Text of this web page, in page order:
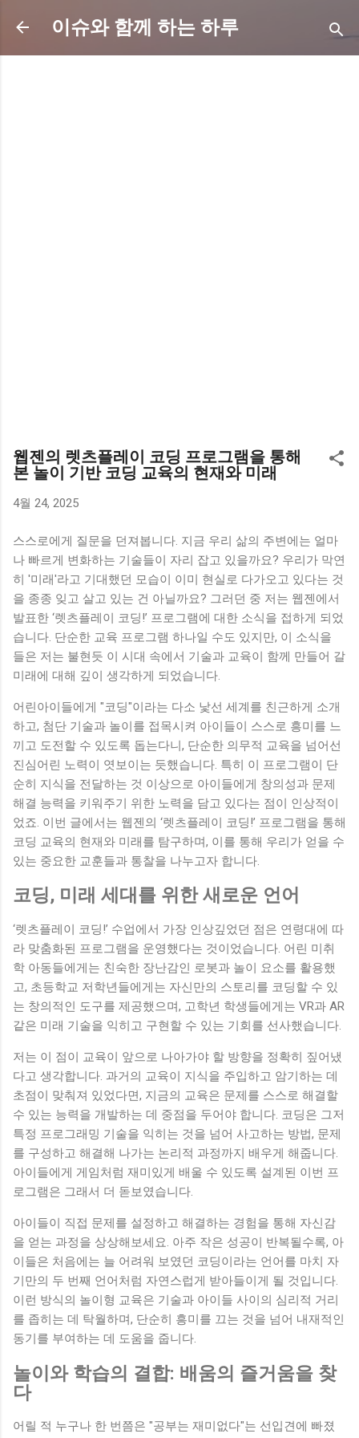
기본 콘텐츠로 건너뛰기
이슈와 함께 하는 하루
웹젠의 렛츠플레이 코딩 프로그램을 통해
본 놀이 기반 코딩 교육의 현재와 미래
4월 24, 2025
스스로에게 질문을 던져봅니다. 지금 우리 삶의 주변에는 얼마
나 빠르게 변화하는 기술들이 자리 잡고 있을까요? 우리가 막연
히 '미래'라고 기대했던 모습이 이미 현실로 다가오고 있다는 것
을 종종 잊고 살고 있는 건 아닐까요? 그러던 중 저는 웹젠에서
발표한 ‘렛츠플레이 코딩!’ 프로그램에 대한 소식을 접하게 되었
습니다. 단순한 교육 프로그램 하나일 수도 있지만, 이 소식을
들은 저는 불현듯 이 시대 속에서 기술과 교육이 함께 만들어 갈
미래에 대해 깊이 생각하게 되었습니다.
어린아이들에게 "코딩"이라는 다소 낯선 세계를 친근하게 소개
하고, 첨단 기술과 놀이를 접목시켜 아이들이 스스로 흥미를 느
끼고 도전할 수 있도록 돕는다니, 단순한 의무적 교육을 넘어선
진심어린 노력이 엿보이는 듯했습니다. 특히 이 프로그램이 단
순히 지식을 전달하는 것 이상으로 아이들에게 창의성과 문제
해결 능력을 키워주기 위한 노력을 담고 있다는 점이 인상적이
었죠. 이번 글에서는 웹젠의 ‘렛츠플레이 코딩!’ 프로그램을 통해
코딩 교육의 현재와 미래를 탐구하며, 이를 통해 우리가 얻을 수
있는 중요한 교훈들과 통찰을 나누고자 합니다.
코딩, 미래 세대를 위한 새로운 언어
‘렛츠플레이 코딩!’ 수업에서 가장 인상깊었던 점은 연령대에 따
라 맞춤화된 프로그램을 운영했다는 것이었습니다. 어린 미취
학 아동들에게는 친숙한 장난감인 로봇과 놀이 요소를 활용했
고, 초등학교 저학년들에게는 자신만의 스토리를 코딩할 수 있
는 창의적인 도구를 제공했으며, 고학년 학생들에게는 VR과 AR
같은 미래 기술을 익히고 구현할 수 있는 기회를 선사했습니다.
저는 이 점이 교육이 앞으로 나아가야 할 방향을 정확히 짚어냈
다고 생각합니다. 과거의 교육이 지식을 주입하고 암기하는 데
초점이 맞춰져 있었다면, 지금의 교육은 문제를 스스로 해결할
수 있는 능력을 개발하는 데 중점을 두어야 합니다. 코딩은 그저
특정 프로그래밍 기술을 익히는 것을 넘어 사고하는 방법, 문제
를 구성하고 해결해 나가는 논리적 과정까지 배우게 해줍니다.
아이들에게 게임처럼 재미있게 배울 수 있도록 설계된 이번 프
로그램은 그래서 더 돋보였습니다.
아이들이 직접 문제를 설정하고 해결하는 경험을 통해 자신감
을 얻는 과정을 상상해보세요. 아주 작은 성공이 반복될수록, 아
이들은 처음에는 늘 어려워 보였던 코딩이라는 언어를 마치 자
기만의 두 번째 언어처럼 자연스럽게 받아들이게 될 것입니다.
이런 방식의 놀이형 교육은 기술과 아이들 사이의 심리적 거리
를 좁히는 데 탁월하며, 단순히 흥미를 끄는 것을 넘어 내재적인
동기를 부여하는 데 도움을 줍니다.
놀이와 학습의 결합: 배움의 즐거움을 찾
다
어릴 적 누구나 한 번쯤은 "공부는 재미없다"는 선입견에 빠졌